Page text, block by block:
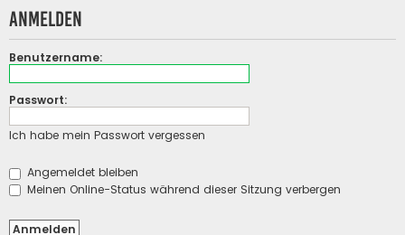
h
Anmelden
Benutzername:
Passwort:
Ich habe mein Passwort vergessen
Angemeldet bleiben
Meinen Online-Status während dieser Sitzung verbergen